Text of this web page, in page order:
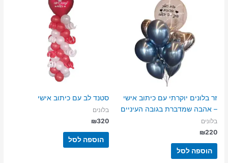
זר בלונים יוקרתי עם כיתוב אישי
– אהבה שמדברת בגובה העיניים
בלונים
₪220
הוספה לסל
סטנד לב עם כיתוב אישי
בלונים
₪320
הוספה לסל